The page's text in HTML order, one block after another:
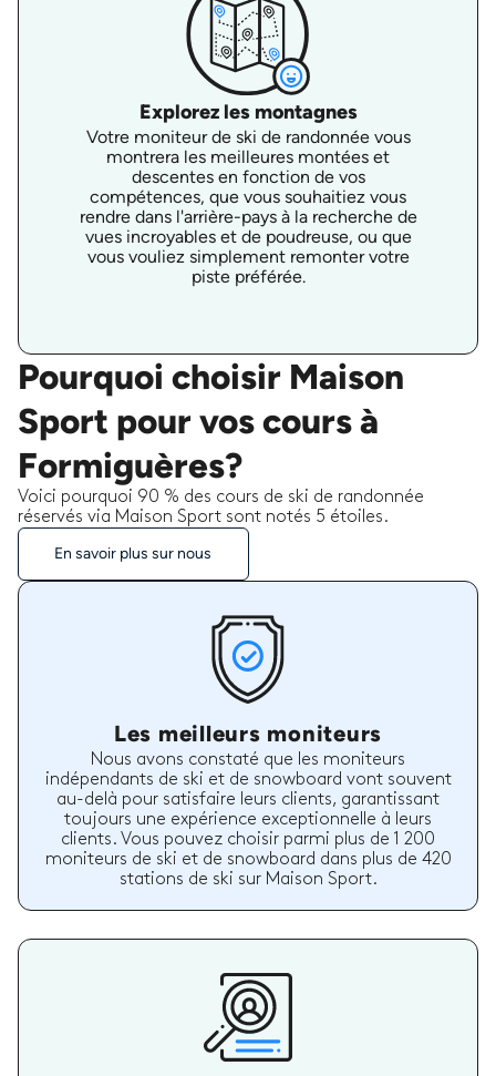
Explorez les montagnes
Votre moniteur de ski de randonnée vous
montrera les meilleures montées et
descentes en fonction de vos
compétences, que vous souhaitiez vous
rendre dans l'arrière-pays à la recherche de
vues incroyables et de poudreuse, ou que
vous vouliez simplement remonter votre
piste préférée.
Pourquoi choisir Maison
Sport pour vos cours à
Formiguères?
Voici pourquoi 90 % des cours de ski de randonnée
réservés via Maison Sport sont notés 5 étoiles.
En savoir plus sur nous
Les meilleurs moniteurs
Nous avons constaté que les moniteurs
indépendants de ski et de snowboard vont souvent
au-delà pour satisfaire leurs clients, garantissant
toujours une expérience exceptionnelle à leurs
clients. Vous pouvez choisir parmi plus de 1 200
moniteurs de ski et de snowboard dans plus de 420
stations de ski sur Maison Sport.